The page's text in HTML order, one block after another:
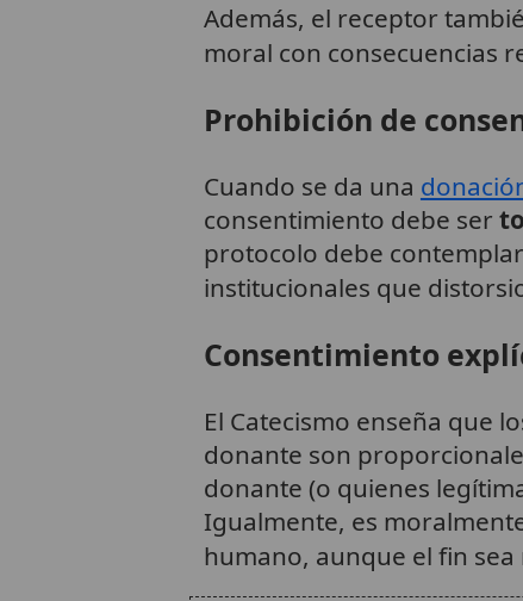
Además, el receptor
moral con consecuencias
Prohibición de
Cuando se da una
consentimiento debe ser
protocolo debe
institucionales que
Consentimiento
El Catecismo enseña que
donante son
donante (o quienes
Igualmente, es
humano, aunque el fin